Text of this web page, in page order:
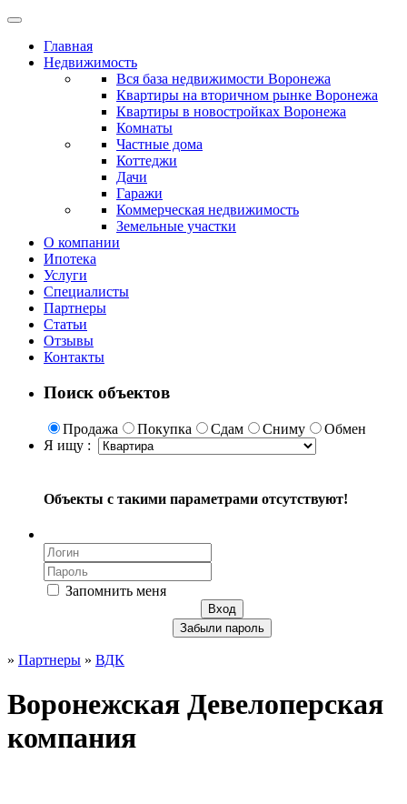
Главная
Недвижимость
Вся база недвижимости Воронежа
Квартиры на вторичном рынке Воронежа
Квартиры в новостройках Воронежа
Комнаты
Частные дома
Коттеджи
Дачи
Гаражи
Коммерческая недвижимость
Земельные участки
О компании
Ипотека
Услуги
Специалисты
Партнеры
Статьи
Отзывы
Контакты
Поиск объектов
Продажа Покупка Сдам Сниму
Обмен
Я ищу :
Объекты с такими параметрами отсутствуют!
Запомнить меня
Вход
Забыли пароль
» Партнеры » ВДК
Воронежская Девелоперская
компания